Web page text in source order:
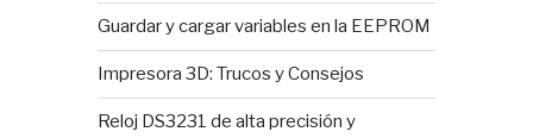
Guardar y cargar variables en la EEPROM
Impresora 3D: Trucos y Consejos
Reloj DS3231 de alta precisión y